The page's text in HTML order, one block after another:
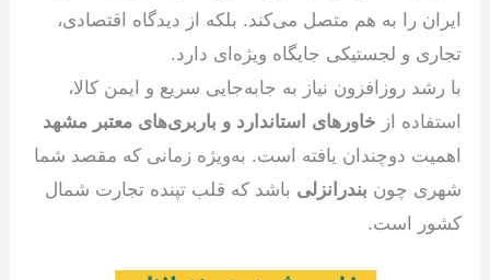
ایران را به هم متصل می‌کند. بلکه از دیدگاه اقتصادی،
تجاری و لجستیکی جایگاه ویژه‌ای دارد.
با رشد روزافزون نیاز به جابه‌جایی سریع و ایمن کالا،
استفاده از خاورهای استاندارد و باربری‌های معتبر مشهد
اهمیت دوچندان یافته است. به‌ویژه زمانی که مقصد شما
شهری چون بندرانزلی باشد که قلب تپنده تجارت شمال
کشور است.